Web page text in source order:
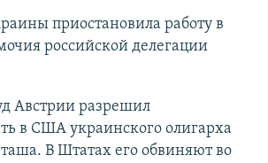
приостановила работу в
российской делегации
Австрии разрешил
в США украинского олигарха
В Штатах его обвиняют во